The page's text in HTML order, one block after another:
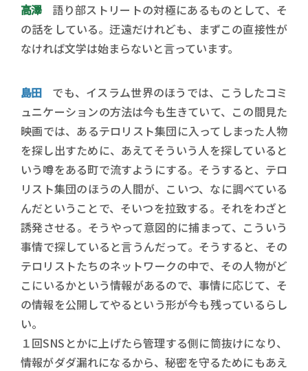
高澤語り部ストリートの対極にあるものとして、そ
の話をしている。迂遠だけれども、まずこの直接性が
なければ文学は始まらないと言っています。
島田でも、イスラム世界のほうでは、こうしたコミ
ュニケーションの方法は今も生きていて、この間見た
映画では、あるテロリスト集団に入ってしまった人物
を探し出すために、あえてそういう人を探していると
いう噂をある町で流すようにする。そうすると、テロ
リスト集団のほうの人間が、こいつ、なに調べている
んだということで、そいつを拉致する。それをわざと
誘発させる。そうやって意図的に捕まって、こういう
事情で探していると言うんだって。そうすると、その
テロリストたちのネットワークの中で、その人物がど
こにいるかという情報があるので、事情に応じて、そ
の情報を公開してやるという形が今も残っているらし
い。
１回SNSとかに上げたら管理する側に筒抜けになり、
情報がダダ漏れになるから、秘密を守るためにもあえ